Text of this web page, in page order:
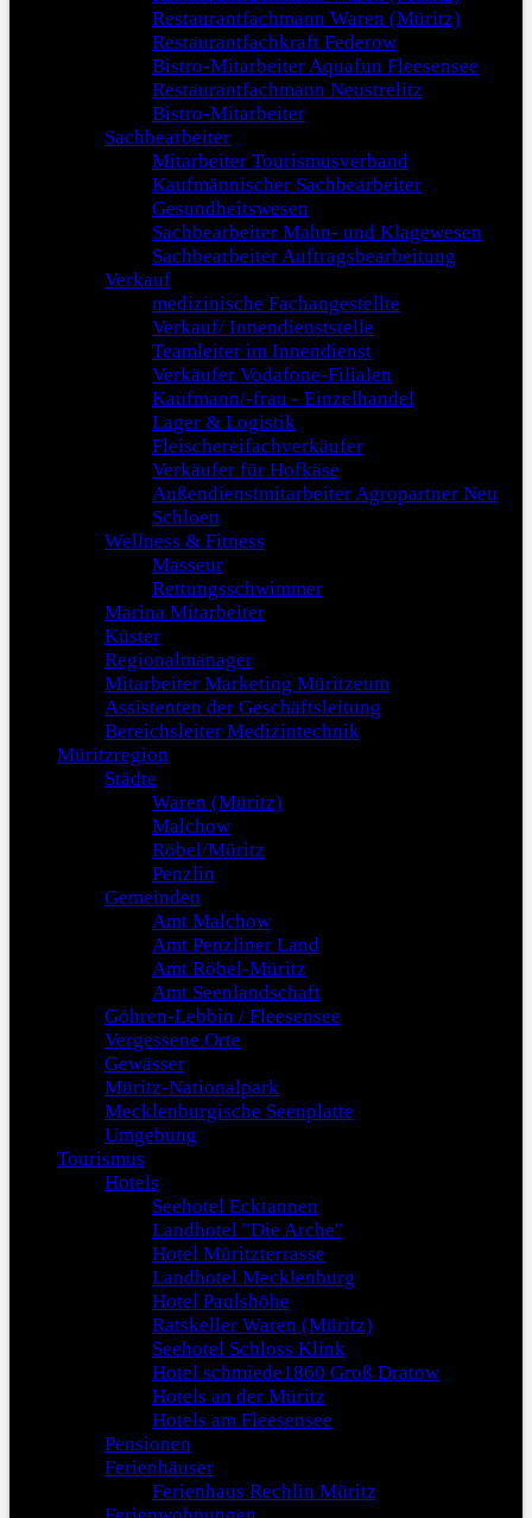
Restaurantfachmann Waren (Müritz)
Restaurantfachkraft Federow
Bistro-Mitarbeiter Aquafun Fleesensee
Restaurantfachmann Neustrelitz
Bistro-Mitarbeiter
Sachbearbeiter
Mitarbeiter Tourismusverband
Kaufmännischer Sachbearbeiter
Gesundheitswesen
Sachbearbeiter Mahn- und Klagewesen
Sachbearbeiter Auftragsbearbeitung
Verkauf
medizinische Fachangestellte
Verkauf/ Innendienststelle
Teamleiter im Innendienst
Verkäufer Vodafone-Filialen
Kaufmann/-frau - Einzelhandel
Lager & Logistik
Fleischereifachverkäufer
Verkäufer für Hofkäse
Außendienstmitarbeiter Agropartner Neu
Schloen
Wellness & Fitness
Masseur
Rettungsschwimmer
Marina Mitarbeiter
Küster
Regionalmanager
Mitarbeiter Marketing Müritzeum
Assistenten der Geschäftsleitung
Bereichsleiter Medizintechnik
Müritzregion
Städte
Waren (Müritz)
Malchow
Röbel/Müritz
Penzlin
Gemeinden
Amt Malchow
Amt Penzliner Land
Amt Röbel-Müritz
Amt Seenlandschaft
Göhren-Lebbin / Fleesensee
Vergessene Orte
Gewässer
Müritz-Nationalpark
Mecklenburgische Seenplatte
Umgebung
Tourismus
Hotels
Seehotel Ecktannen
Landhotel "Die Arche"
Hotel Müritzterrasse
Landhotel Mecklenburg
Hotel Paulshöhe
Ratskeller Waren (Müritz)
Seehotel Schloss Klink
Hotel schmiede1860 Groß Dratow
Hotels an der Müritz
Hotels am Fleesensee
Pensionen
Ferienhäuser
Ferienhaus Rechlin Müritz